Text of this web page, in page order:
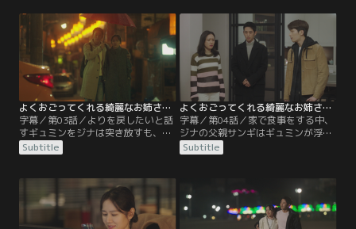
の情報でギュミンが二股をかけてい
たことを知る。そんな中、ギョンソ
ンの弟ジュニがアメリカから帰国
し、ジナの前に現れる。
上司たちに挟まれ、セクハラ発言に
も笑顔で対応するジナの姿に、同僚
たちは後輩にジナを慕ってもマネは
しないよう話す。
よくおごってくれる綺麗なお姉さん 日本編集版 第03話／字幕
字幕／第03話／よりを戻したいと話
すギュミンをジナは突き放すも、ジ
ナがジュニと浮気したと勘違いして
いるギュミンはなかなか食い下がら
次々に届く結婚式の招待状にしびれ
を切らし、ギュミンを家に呼ぶ。ジ
ナはそんなミヨンの勝手な行動に腹
を立てるが…。
Subtitle
よくおごってくれる綺麗なお姉さん 日本編集版 第04話／字幕
字幕／第04話／家で食事をする中、
ジナの父親サンギはギュミンが浮気
したと知りつかみ合いのケンカにな
る。ギュミンは自分だけでなくジナ
れられジナの家を訪れる。そして、
ギュミンはジナの浮気相手はジュニ
だと話し…。
Subtitle